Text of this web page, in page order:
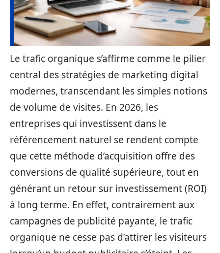
Le trafic organique s’affirme comme le pilier
central des stratégies de marketing digital
modernes, transcendant les simples notions
de volume de visites. En 2026, les
entreprises qui investissent dans le
référencement naturel se rendent compte
que cette méthode d’acquisition offre des
conversions de qualité supérieure, tout en
générant un retour sur investissement (ROI)
à long terme. En effet, contrairement aux
campagnes de publicité payante, le trafic
organique ne cesse pas d’attirer les visiteurs